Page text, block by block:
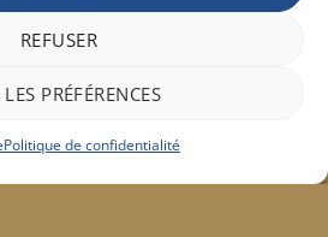
REFUSER
PRÉFÉRENCES
Politique de confidentialité
2026 ©Hair concept